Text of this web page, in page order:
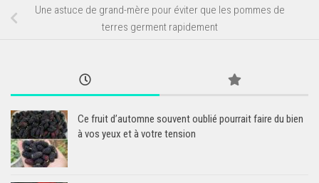
Une astuce de grand-mère pour éviter que les pommes de
terres germent rapidement
Ce fruit d’automne souvent oublié pourrait faire du bien
à vos yeux et à votre tension